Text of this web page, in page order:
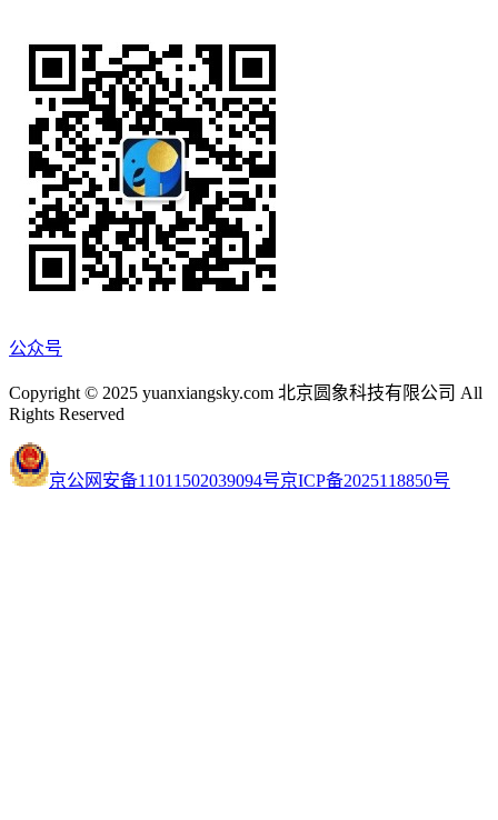
公众号
Copyright © 2025 yuanxiangsky.com 北京圆象科技有限公司 All
Rights Reserved
京公网安备11011502039094号京ICP备2025118850号